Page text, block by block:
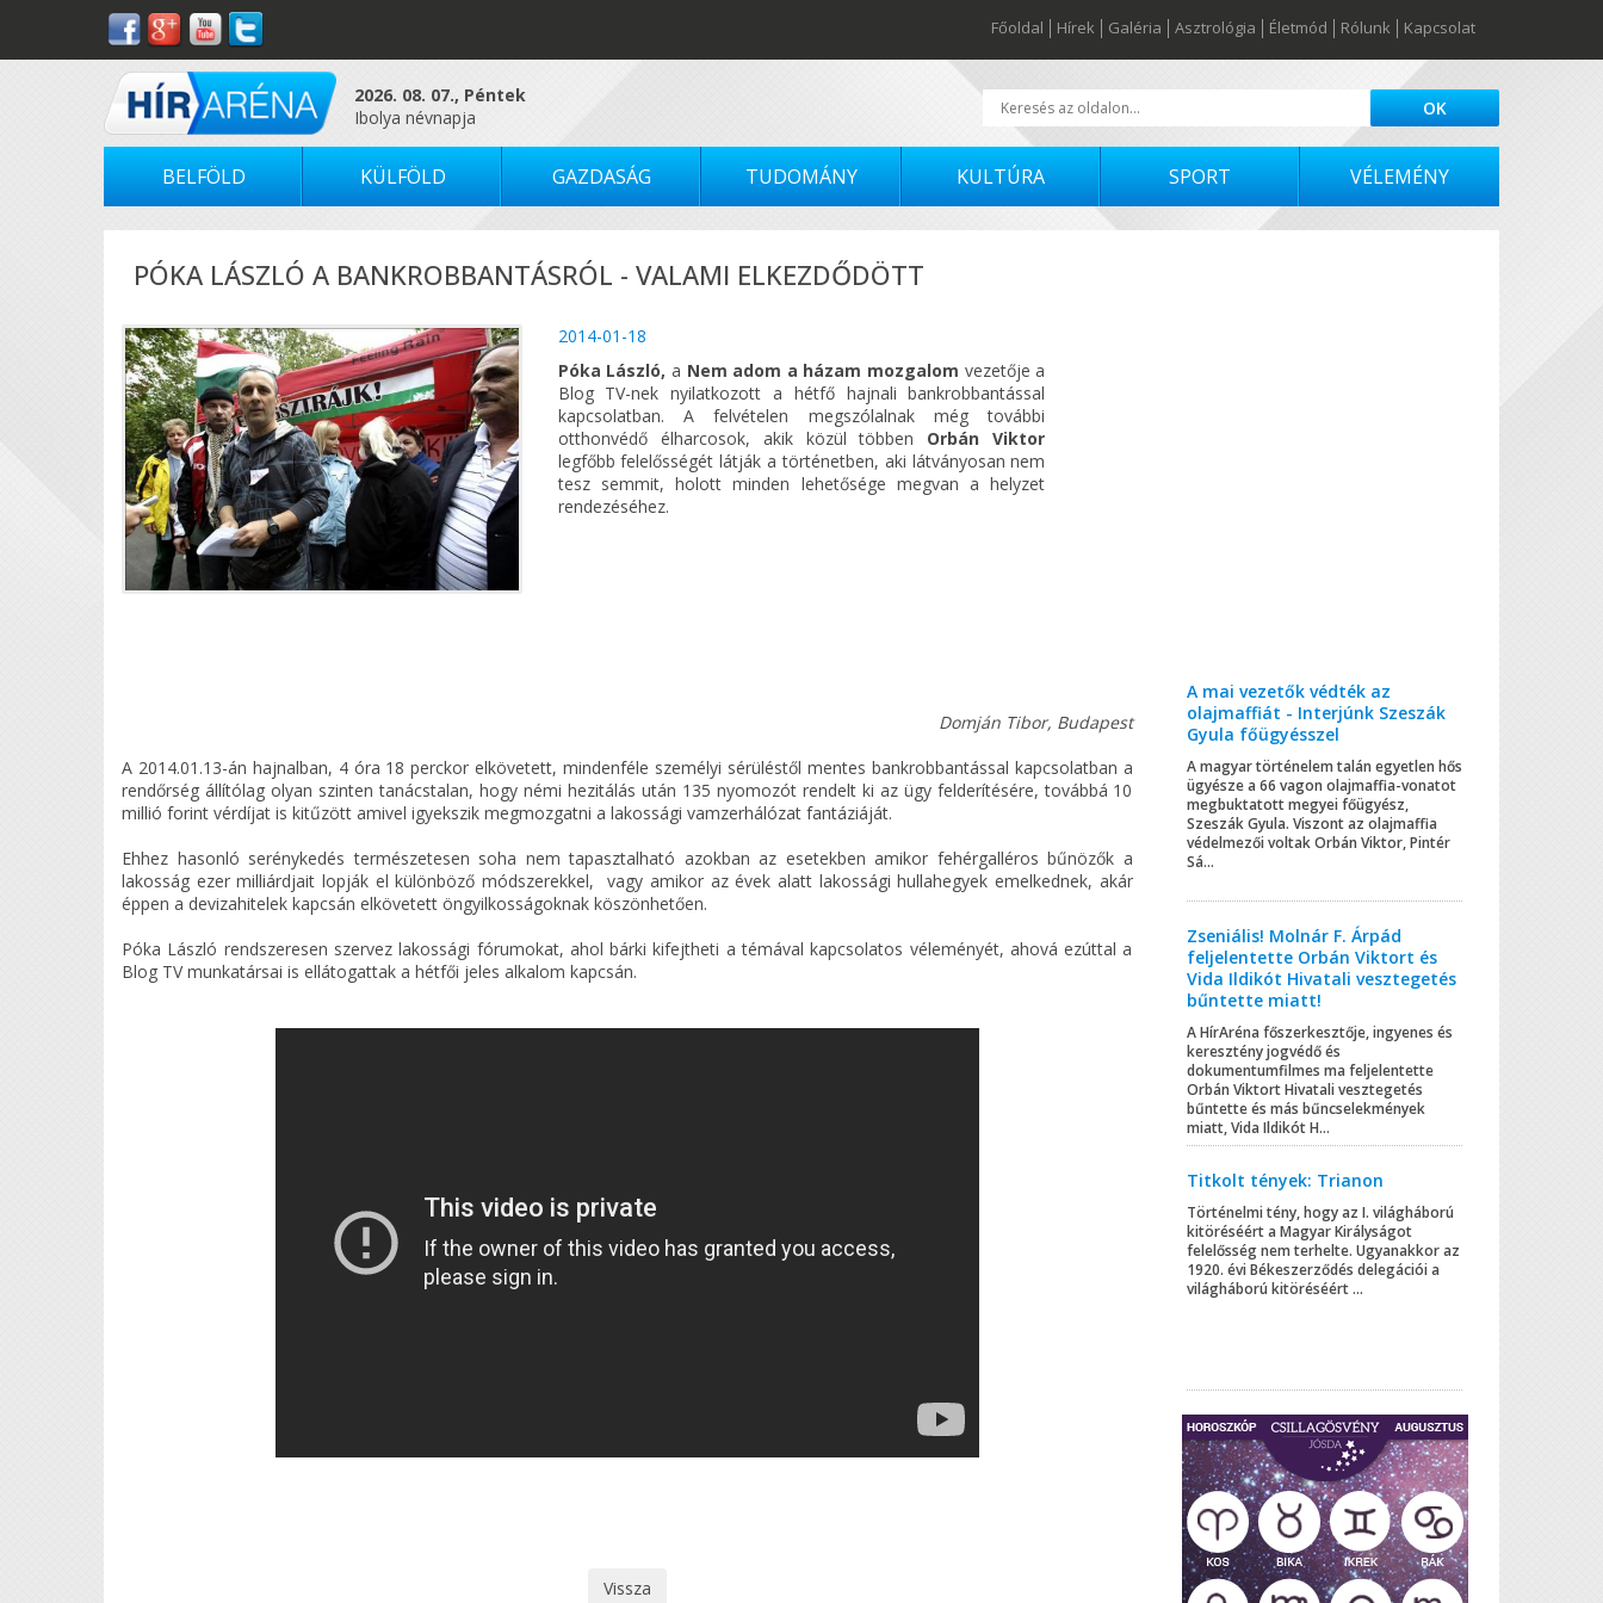
Főoldal Hírek Galéria Asztrológia Életmód Rólunk Kapcsolat
2026. 08. 07., Péntek
Ibolya névnapja
BELFÖLD KÜLFÖLD GAZDASÁG TUDOMÁNY KULTÚRA SPORT VÉLEMÉNY
PÓKA LÁSZLÓ A BANKROBBANTÁSRÓL - VALAMI ELKEZDŐDÖTT
2014-01-18
Póka László, a Nem adom a házam mozgalom vezetője a
Blog TV-nek nyilatkozott a hétfő hajnali bankrobbantással
kapcsolatban. A felvételen megszólalnak még további
otthonvédő élharcosok, akik közül többen Orbán Viktor
legfőbb felelősségét látják a történetben, aki látványosan nem
tesz semmit, holott minden lehetősége megvan a helyzet
rendezéséhez.
Domján Tibor, Budapest
A 2014.01.13-án hajnalban, 4 óra 18 perckor elkövetett, mindenféle személyi sérüléstől mentes bankrobbantással kapcsolatban a
rendőrség állítólag olyan szinten tanácstalan, hogy némi hezitálás után 135 nyomozót rendelt ki az ügy felderítésére, továbbá 10
millió forint vérdíjat is kitűzött amivel igyekszik megmozgatni a lakossági vamzerhálózat fantáziáját.
Ehhez hasonló serénykedés természetesen soha nem tapasztalható azokban az esetekben amikor fehérgalléros bűnözők a
lakosság ezer milliárdjait lopják el különböző módszerekkel, vagy amikor az évek alatt lakossági hullahegyek emelkednek, akár
éppen a devizahitelek kapcsán elkövetett öngyilkosságoknak köszönhetően.
Póka László rendszeresen szervez lakossági fórumokat, ahol bárki kifejtheti a témával kapcsolatos véleményét, ahová ezúttal a
Blog TV munkatársai is ellátogattak a hétfői jeles alkalom kapcsán.
Vissza
A mai vezetők védték az
olajmaffiát - Interjúnk Szeszák
Gyula főügyésszel
A magyar történelem talán egyetlen hős
ügyésze a 66 vagon olajmaffia-vonatot
megbuktatott megyei főügyész,
Szeszák Gyula. Viszont az olajmaffia
védelmezői voltak Orbán Viktor, Pintér
Sá...
Zseniális! Molnár F. Árpád
feljelentette Orbán Viktort és
Vida Ildikót Hivatali vesztegetés
bűntette miatt!
A HírAréna főszerkesztője, ingyenes és
keresztény jogvédő és
dokumentumfilmes ma feljelentette
Orbán Viktort Hivatali vesztegetés
bűntette és más bűncselekmények
miatt, Vida Ildikót H...
Titkolt tények: Trianon
Történelmi tény, hogy az I. világháború
kitöréséért a Magyar Királyságot
felelősség nem terhelte. Ugyanakkor az
1920. évi Békeszerződés delegációi a
világháború kitöréséért ...